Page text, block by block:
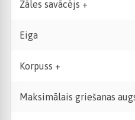
Zāles savācējs +
Eiga
Korpuss +
Maksimālais griešanas